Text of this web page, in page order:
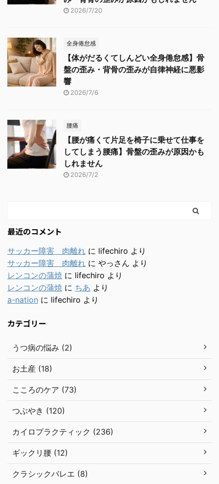
2026/7/20
全身倦怠感
【体がだるくてしんどい全身倦怠感】骨
盤の歪み・背骨の歪みが自律神経に悪影
響
2026/7/6
腰痛
【腰が痛くて片足を椅子に乗せて仕事を
してしまう腰痛】骨盤の歪みが原因かも
しれません
2026/7/2
最近のコメント
サッカー障害 肉離れ に lifechiro より
サッカー障害 肉離れ に やっさん より
レンコンの蒲焼 に lifechiro より
レンコンの蒲焼 に ちあ より
a-nation に lifechiro より
カテゴリー
うつ病の悩み (2)
お土産 (18)
こころのケア (73)
つぶやき (120)
カイロプラクティック (236)
ギックリ腰 (12)
クラシックバレエ (8)